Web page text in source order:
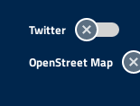
Twitter
OpenStreet Map